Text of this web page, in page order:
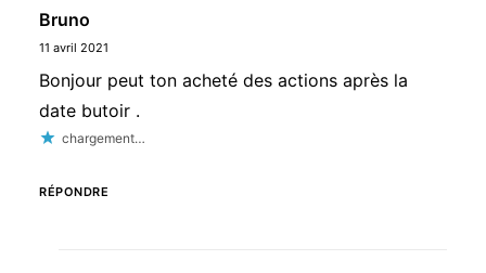
Bruno
11 avril 2021
Bonjour peut ton acheté des actions après la
date butoir .
chargement…
RÉPONDRE